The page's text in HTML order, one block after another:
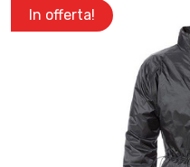
In offerta!